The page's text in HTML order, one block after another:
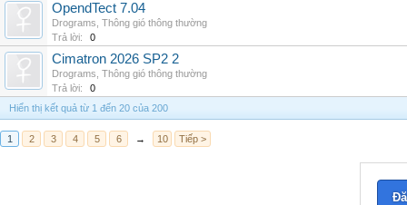
OpendTect 7.04
Drograms Thông gió thông thường
Trả lời:
0
Cimatron 2026 SP2 2
Drograms Thông gió thông thường
Trả lời:
0
Hiển thị kết quả từ 1 đến 20 của 200
1 2 3 4 5 6 → 10 Tiếp >